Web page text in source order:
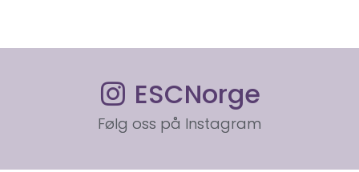
ESCNorge
Følg oss på Instagram